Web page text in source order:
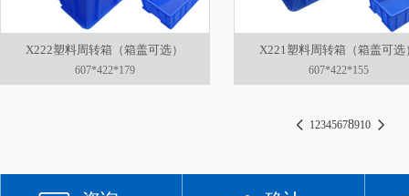
X222塑料周转箱（箱盖可选）
607*422*179
X221塑料周转箱（箱盖可选
607*422*155
12345678910